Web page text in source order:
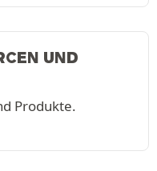
UND
Produkte.